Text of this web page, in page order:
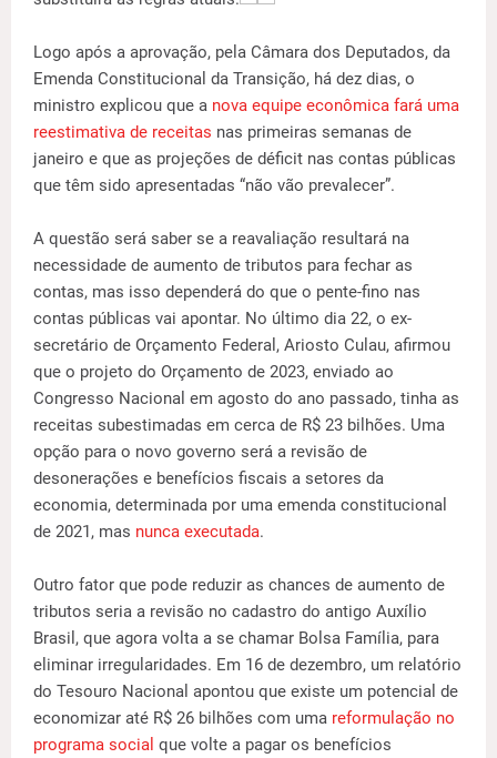
Logo após a aprovação, pela Câmara dos Deputados, da
Emenda Constitucional da Transição, há dez dias, o
ministro explicou que a nova equipe econômica fará uma
reestimativa de receitas nas primeiras semanas de
janeiro e que as projeções de déficit nas contas públicas
que têm sido apresentadas “não vão prevalecer”.
A questão será saber se a reavaliação resultará na
necessidade de aumento de tributos para fechar as
contas, mas isso dependerá do que o pente-fino nas
contas públicas vai apontar. No último dia 22, o ex-
secretário de Orçamento Federal, Ariosto Culau, afirmou
que o projeto do Orçamento de 2023, enviado ao
Congresso Nacional em agosto do ano passado, tinha as
receitas subestimadas em cerca de R$ 23 bilhões. Uma
opção para o novo governo será a revisão de
desonerações e benefícios fiscais a setores da
economia, determinada por uma emenda constitucional
de 2021, mas nunca executada.
Outro fator que pode reduzir as chances de aumento de
tributos seria a revisão no cadastro do antigo Auxílio
Brasil, que agora volta a se chamar Bolsa Família, para
eliminar irregularidades. Em 16 de dezembro, um relatório
do Tesouro Nacional apontou que existe um potencial de
economizar até R$ 26 bilhões com uma reformulação no
programa social que volte a pagar os benefícios